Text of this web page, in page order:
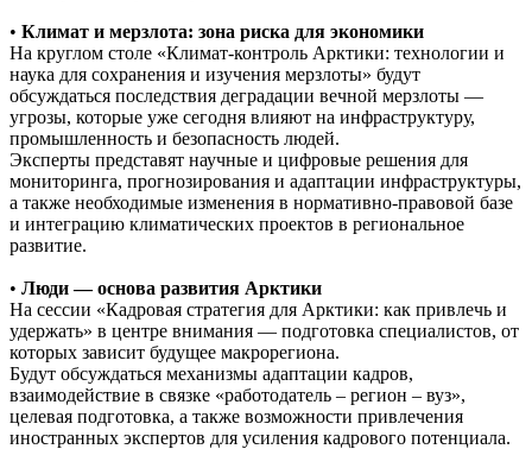
• Климат и мерзлота: зона риска для экономики
На круглом столе «Климат-контроль Арктики: технологии и
наука для сохранения и изучения мерзлоты» будут
обсуждаться последствия деградации вечной мерзлоты —
угрозы, которые уже сегодня влияют на инфраструктуру,
промышленность и безопасность людей.
Эксперты представят научные и цифровые решения для
мониторинга, прогнозирования и адаптации инфраструктуры,
а также необходимые изменения в нормативно-правовой базе
и интеграцию климатических проектов в региональное
развитие.
• Люди — основа развития Арктики
На сессии «Кадровая стратегия для Арктики: как привлечь и
удержать» в центре внимания — подготовка специалистов, от
которых зависит будущее макрорегиона.
Будут обсуждаться механизмы адаптации кадров,
взаимодействие в связке «работодатель – регион – вуз»,
целевая подготовка, а также возможности привлечения
иностранных экспертов для усиления кадрового потенциала.